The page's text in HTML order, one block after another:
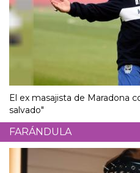
El ex masajista de Maradona
salvado"
FARÁNDULA